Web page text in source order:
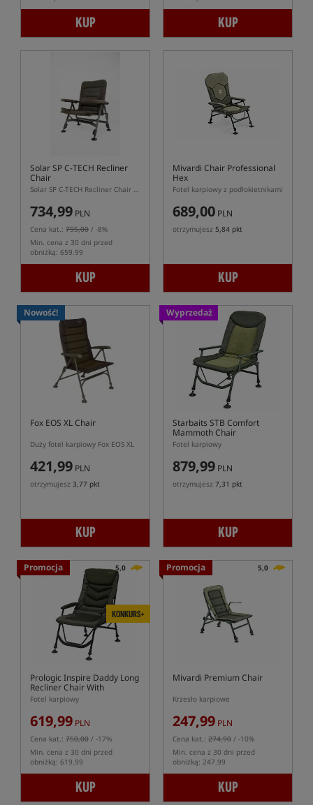
KUP KUP
Solar SP C-TECH Recliner
Chair
Solar SP C-TECH Recliner Chair – regulowane krzesło karpiowe z materacem 3D Dura-Dore
734,99 PLN
Cena kat.: 795,00 / -8%
Min. cena z 30 dni przed
obniżką: 659.99
KUP
Mivardi Chair Professional
Hex
Fotel karpiowy z podłokietnikami
689,00 PLN
otrzymujesz 5,84 pkt
KUP
Nowość!
Fox EOS XL Chair
Duży fotel karpiowy Fox EOS XL
421,99 PLN
otrzymujesz 3,77 pkt
KUP
Wyprzedaż
Starbaits STB Comfort
Mammoth Chair
Fotel karpiowy
879,99 PLN
otrzymujesz 7,31 pkt
KUP
Promocja 5,0
KONKURS+
Prologic Inspire Daddy Long
Recliner Chair With
Armrests
Fotel karpiowy
619,99 PLN
Cena kat.: 750,00 / -17%
Min. cena z 30 dni przed
obniżką: 619.99
KUP
Promocja 5,0
Mivardi Premium Chair
Krzesło karpiowe
247,99 PLN
Cena kat.: 274,90 / -10%
Min. cena z 30 dni przed
obniżką: 247.99
KUP